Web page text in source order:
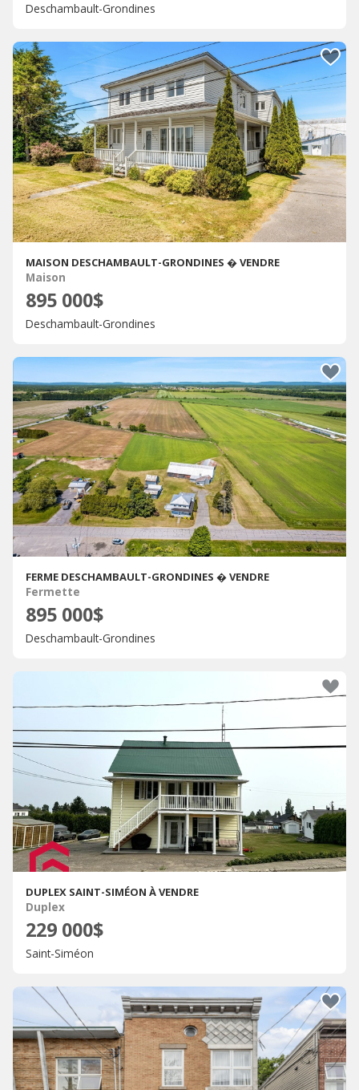
Deschambault-Grondines
MAISON DESCHAMBAULT-GRONDINES � VENDRE
Maison
895 000$
Deschambault-Grondines
FERME DESCHAMBAULT-GRONDINES � VENDRE
Fermette
895 000$
Deschambault-Grondines
DUPLEX SAINT-SIMÉON À VENDRE
Duplex
229 000$
Saint-Siméon